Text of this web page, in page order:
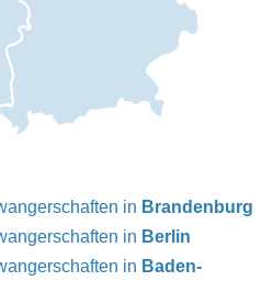
in Brandenburg
in Berlin
in Baden-